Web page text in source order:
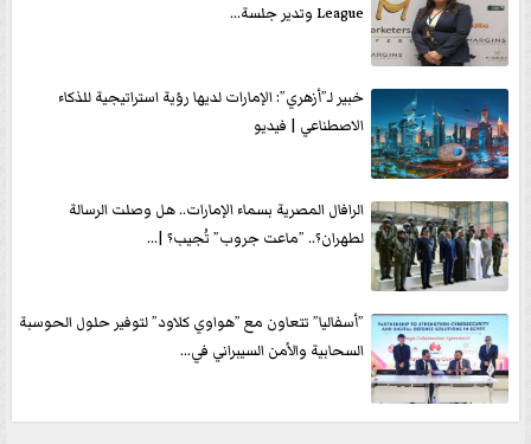
League وتدير جلسة...
خبير لـ”أزهري”: الإمارات لديها رؤية استراتيجية للذكاء
الاصطناعي | فيديو
الرافال المصرية بسماء الإمارات.. هل وصلت الرسالة
لطهران؟.. ”ماعت جروب” تُجيب؟ |...
”أسفاليا” تتعاون مع ”هواوي كلاود” لتوفير حلول الحوسبة
السحابية والأمن السيبراني في...